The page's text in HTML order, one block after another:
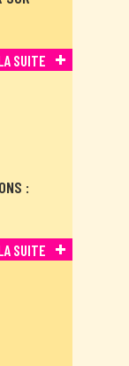
SUITE
:
SUITE